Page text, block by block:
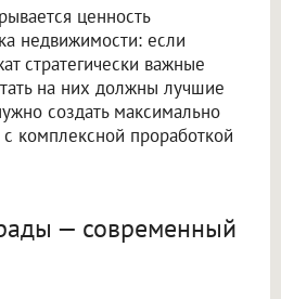
ценность
недвижимости: если
стратегически важные
на них должны лучшие
создать максимально
комплексной проработкой
— современный